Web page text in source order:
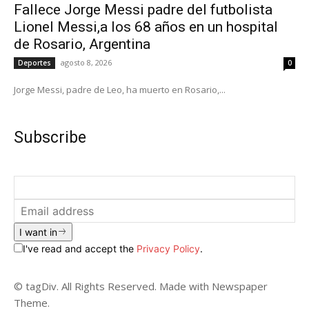
Fallece Jorge Messi padre del futbolista
Lionel Messi,a los 68 años en un hospital
de Rosario, Argentina
Deportes agosto 8, 2026 0
Jorge Messi, padre de Leo, ha muerto en Rosario,...
Subscribe
I want in
I've read and accept the Privacy Policy.
© tagDiv. All Rights Reserved. Made with Newspaper
Theme.